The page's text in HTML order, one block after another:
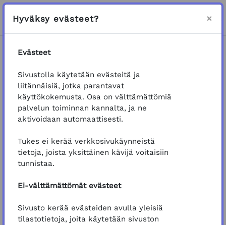
Siirry pääsisältöön
Sivupaneeli
VAIHDA
Kirjaudu
Pölyttäjien suojelun perusteet
kasvinsuojelutyössä
Koulutus: Pölyttäjien suojelun
Yleinen
Tervetuloa oppimaan pölyttäjien suojelun
Koulutusmateriaalija tehtävät ovat vapaasti
selattavissa ja suoritettavissa, kirjautuminen ei
ole pakollista.
Koulutuksen suorittaminen kestää arviolta 30
kerrallaan.
Hyväksy evästeet? ×
Evästeet
Sivustolla käytetään evästeitä ja
liitännäisiä, jotka parantavat
käyttökokemusta. Osa on välttämättömiä
palvelun toiminnan kannalta, ja ne
aktivoidaan automaattisesti.
Tukes ei kerää verkkosivukäynneistä
tietoja, joista yksittäinen kävijä voitaisiin
tunnistaa.
Ei-välttämättömät evästeet
Sivusto kerää evästeiden avulla yleisiä
tilastotietoja, joita käytetään sivuston